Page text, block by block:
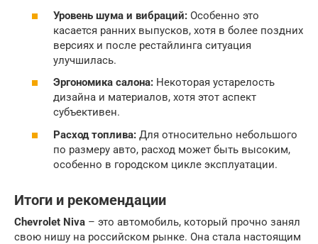
Уровень шума и вибраций: Особенно это
касается ранних выпусков, хотя в более поздних
версиях и после рестайлинга ситуация
улучшилась.
Эргономика салона: Некоторая устарелость
дизайна и материалов, хотя этот аспект
субъективен.
Расход топлива: Для относительно небольшого
по размеру авто, расход может быть высоким,
особенно в городском цикле эксплуатации.
Итоги и рекомендации
Chevrolet Niva – это автомобиль, который прочно занял
свою нишу на российском рынке. Она стала настоящим